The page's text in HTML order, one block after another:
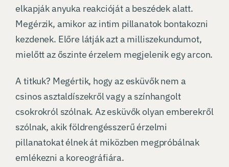
elkapják anyuka reakcióját a beszédek alatt.
Megérzik, amikor az intim pillanatok bontakozni
kezdenek. Előre látják azt a milliszekundumot,
mielőtt az őszinte érzelem megjelenik egy arcon.
A titkuk? Megértik, hogy az esküvők nem a
csinos asztaldíszekről vagy a színhangolt
csokrokról szólnak. Az esküvők olyan emberekről
szólnak, akik földrengésszerű érzelmi
pillanatokat élnek át miközben megpróbálnak
emlékezni a koreográfiára.